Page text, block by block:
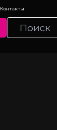
Контакты